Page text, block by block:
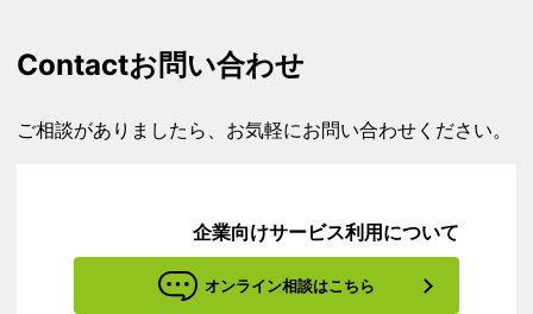
Contactお問い合わせ
ご相談がありましたら、お気軽にお問い合わせください。
企業向けサービス利用について
オンライン相談はこちら